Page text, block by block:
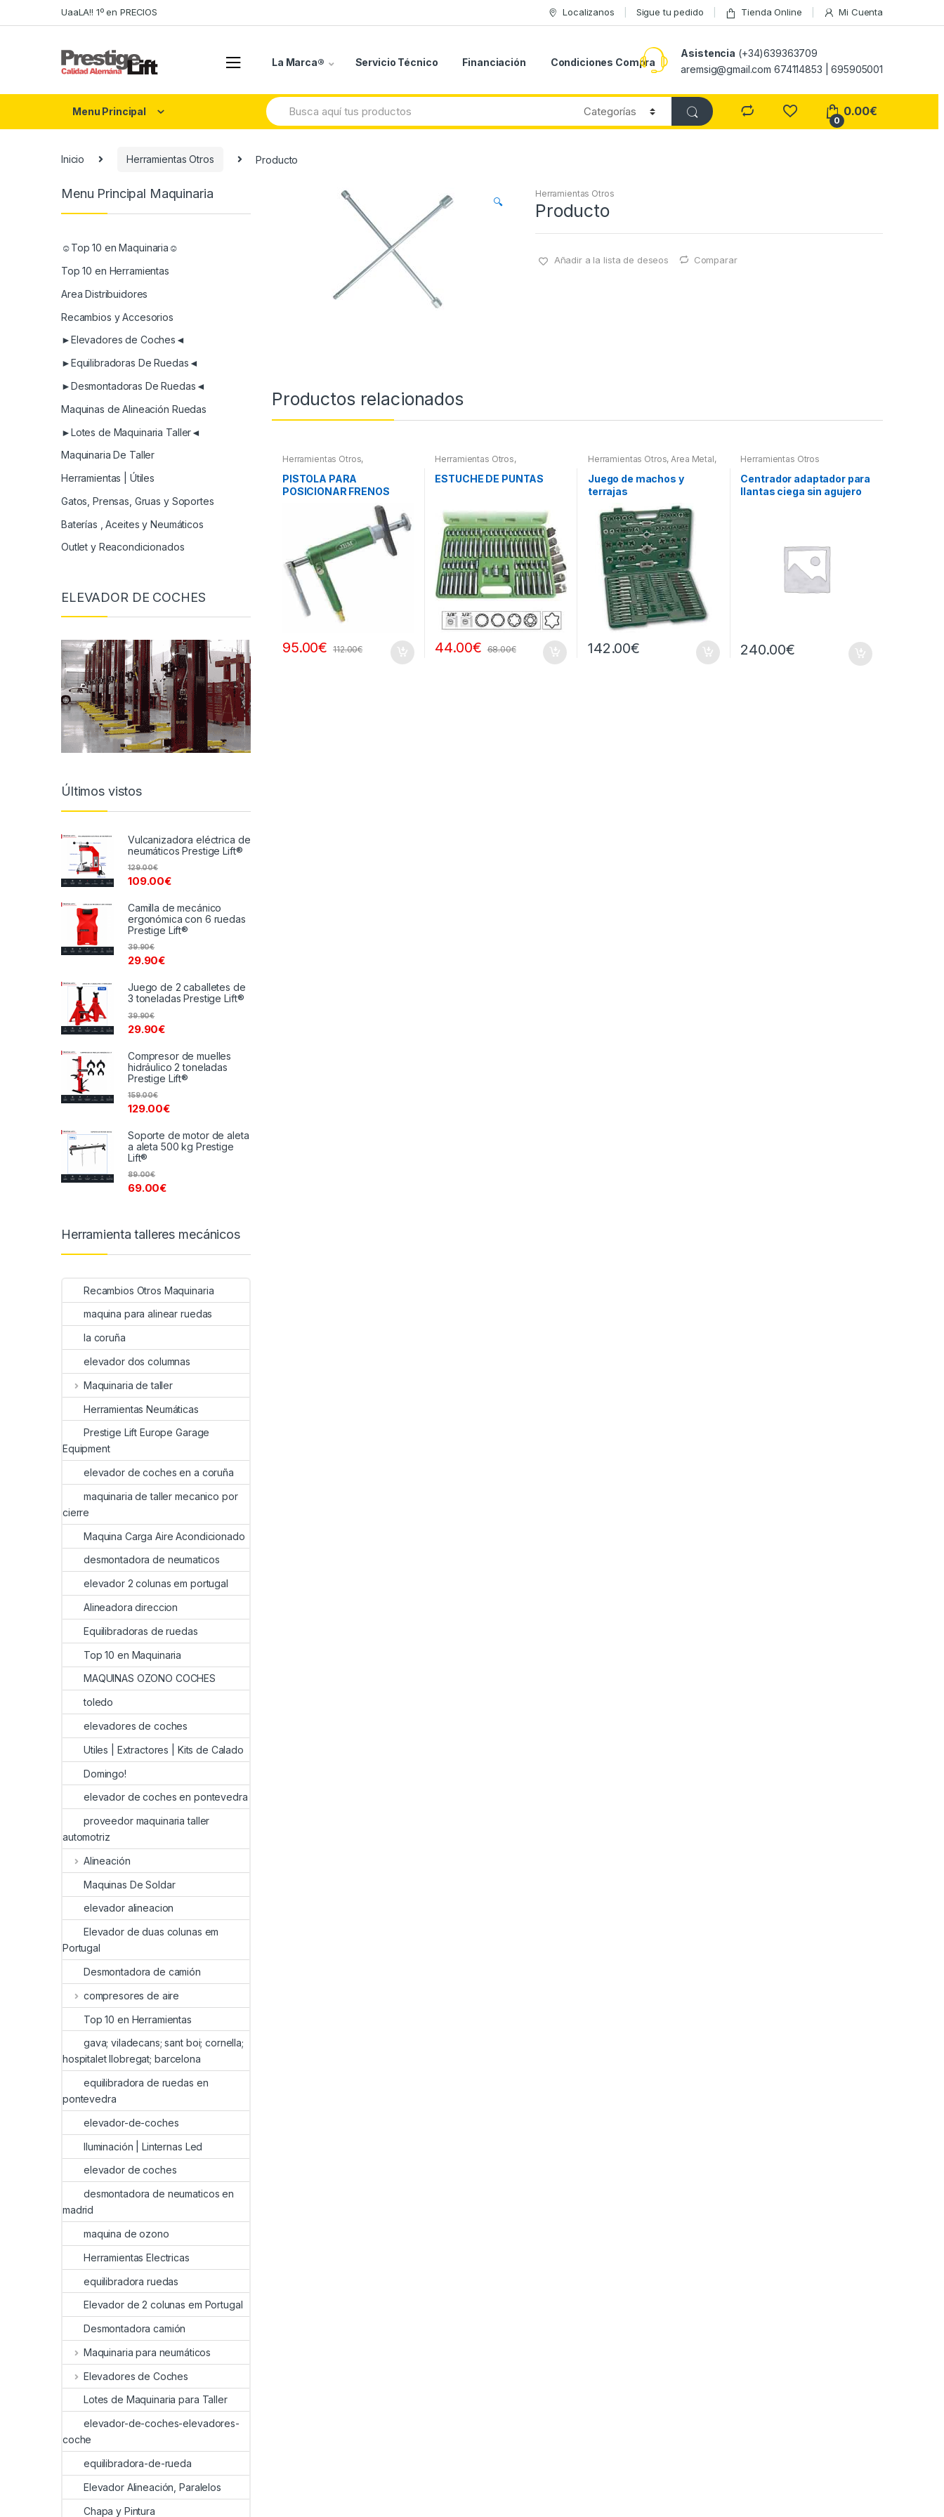
to
to
UaaLA!! 1º en PRECIOS Localizanos Sigue tu pedido Tienda Online Mi Cuenta
La Marca® Servicio Técnico Financiación Condiciones Compra
Asistencia (+34)639363709
aremsig@gmail.com 674114853 | 695905001
Menu Principal
Search
for:
0
0.00€
Inicio Herramientas Otros Producto
🔍
Herramientas Otros
Producto
Añadir a la lista de deseos Comparar
Productos relacionados
Herramientas Otros,
Refrigeración
PISTOLA PARA
POSICIONAR FRENOS
95.00€ 112.00€
Herramientas Otros,
Herramientas De Mano,
Maletines Herramientas,
ESTUCHE DE PUNTAS
44.00€ 68.00€
Herramientas Otros, Area Metal,
Maletines Herramientas,
Extractores, Compresímetros,
otros
Juego de machos y
terrajas
142.00€
Herramientas Otros
Centrador adaptador para
llantas ciega sin agujero
240.00€
Menu Principal Maquinaria
☺Top 10 en Maquinaria☺
Top 10 en Herramientas
Area Distribuidores
Recambios y Accesorios
►Elevadores de Coches◄
►Equilibradoras De Ruedas◄
►Desmontadoras De Ruedas◄
Maquinas de Alineación Ruedas
►Lotes de Maquinaria Taller◄
Maquinaria De Taller
Herramientas | Útiles
Gatos, Prensas, Gruas y Soportes
Baterías , Aceites y Neumáticos
Outlet y Reacondicionados
ELEVADOR DE COCHES
Últimos vistos
Vulcanizadora eléctrica de
neumáticos Prestige Lift®
109.00€
129.00€
Camilla de mecánico
ergonómica con 6 ruedas
Prestige Lift®
29.90€
39.90€
Juego de 2 caballetes de
3 toneladas Prestige Lift®
29.90€
39.90€
Compresor de muelles
hidráulico 2 toneladas
Prestige Lift®
129.00€
159.00€
Soporte de motor de aleta
a aleta 500 kg Prestige
Lift®
69.00€
89.00€
Herramienta talleres mecánicos
Recambios Otros Maquinaria
maquina para alinear ruedas
la coruña
elevador dos columnas
Maquinaria de taller
Herramientas Neumáticas
Prestige Lift Europe Garage
Equipment
elevador de coches en a coruña
maquinaria de taller mecanico por
cierre
Maquina Carga Aire Acondicionado
desmontadora de neumaticos
elevador 2 colunas em portugal
Alineadora direccion
Equilibradoras de ruedas
Top 10 en Maquinaria
MAQUINAS OZONO COCHES
toledo
elevadores de coches
Utiles | Extractores | Kits de Calado
Domingo!
elevador de coches en pontevedra
proveedor maquinaria taller
automotriz
Alineación
Maquinas De Soldar
elevador alineacion
Elevador de duas colunas em
Portugal
Desmontadora de camión
compresores de aire
Top 10 en Herramientas
gava; viladecans; sant boi; cornella;
hospitalet llobregat; barcelona
equilibradora de ruedas en
pontevedra
elevador-de-coches
Iluminación | Linternas Led
elevador de coches
desmontadora de neumaticos en
madrid
maquina de ozono
Herramientas Electricas
equilibradora ruedas
Elevador de 2 colunas em Portugal
Desmontadora camión
Maquinaria para neumáticos
Elevadores de Coches
Lotes de Maquinaria para Taller
elevador-de-coches-elevadores-
coche
equilibradora-de-rueda
Elevador Alineación, Paralelos
Chapa y Pintura